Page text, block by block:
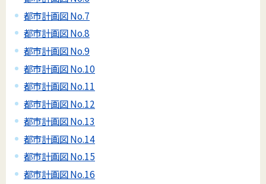
都市計画図 No.7
都市計画図 No.8
都市計画図 No.9
都市計画図 No.10
都市計画図 No.11
都市計画図 No.12
都市計画図 No.13
都市計画図 No.14
都市計画図 No.15
都市計画図 No.16